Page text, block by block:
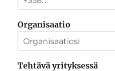
Organisaatio
Tehtävä yrityksessä